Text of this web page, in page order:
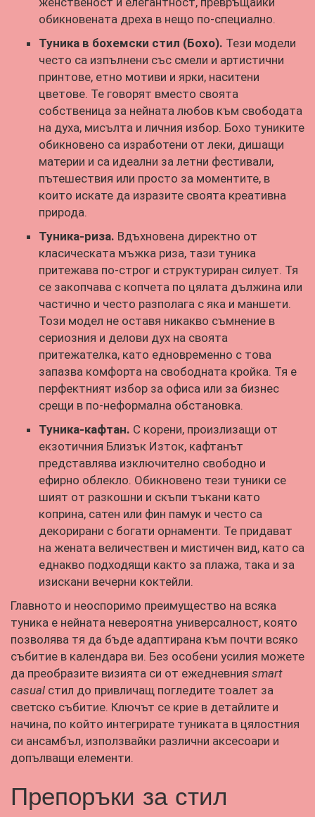
обикновената дреха в нещо по-специално.
Туника в бохемски стил (Бохо). Тези модели
често са изпълнени със смели и артистични
принтове, етно мотиви и ярки, наситени
цветове. Те говорят вместо своята
собственица за нейната любов към свободата
на духа, мисълта и личния избор. Бохо туниките
обикновено са изработени от леки, дишащи
материи и са идеални за летни фестивали,
пътешествия или просто за моментите, в
които искате да изразите своята креативна
природа.
Туника-риза. Вдъхновена директно от
класическата мъжка риза, тази туника
притежава по-строг и структуриран силует. Тя
се закопчава с копчета по цялата дължина или
частично и често разполага с яка и маншети.
Този модел не оставя никакво съмнение в
сериозния и делови дух на своята
притежателка, като едновременно с това
запазва комфорта на свободната кройка. Тя е
перфектният избор за офиса или за бизнес
срещи в по-неформална обстановка.
Туника-кафтан. С корени, произлизащи от
екзотичния Близък Изток, кафтанът
представлява изключително свободно и
ефирно облекло. Обикновено тези туники се
шият от разкошни и скъпи тъкани като
коприна, сатен или фин памук и често са
декорирани с богати орнаменти. Те придават
на жената величествен и мистичен вид, като са
еднакво подходящи както за плажа, така и за
изискани вечерни коктейли.
Главното и неоспоримо преимущество на всяка
туника е нейната невероятна универсалност, която
позволява тя да бъде адаптирана към почти всяко
събитие в календара ви. Без особени усилия можете
да преобразите визията си от ежедневния smart
casual стил до привличащ погледите тоалет за
светско събитие. Ключът се крие в детайлите и
начина, по който интегрирате туниката в цялостния
си ансамбъл, използвайки различни аксесоари и
допълващи елементи.
Препоръки за стил